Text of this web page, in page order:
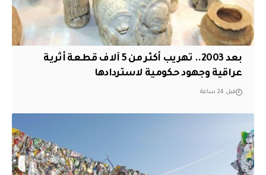
بعد 2003.. تهريب أكثر من 5 آلاف قطعة أثرية
عراقية وجهود حكومية لاستردادها
قبل 24 ساعة